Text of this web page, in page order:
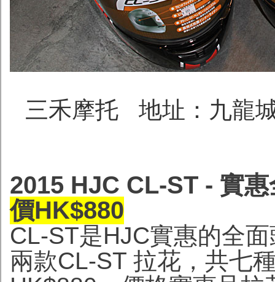
三禾摩托 地址：九龍
2015 HJC CL-ST - 實
價HK$880
CL-ST是HJC實惠的全
兩款CL-ST 拉花，共七